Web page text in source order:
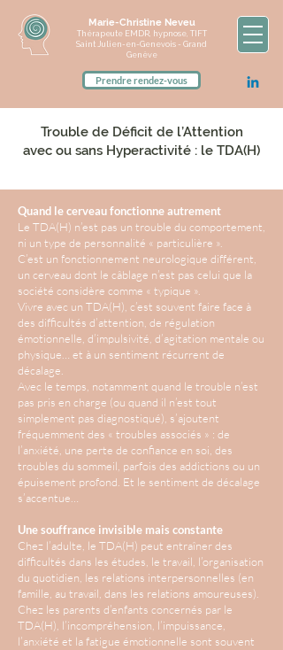
Marie-Christine Neveu
Thérapeute EMDR, hypnose, TIFT
Saint Julien-en-Genevois - Grand
Genève
Prendre rendez-vous
Trouble de Déficit de l’Attention
avec ou sans Hyperactivité : le TDA(H)
Quand le cerveau fonctionne autrement
Le TDA(H) n’est pas un trouble du comportement,
ni un type de personnalité « particulière ».
C’est un fonctionnement neurologique différent,
un cerveau dont le câblage n’est pas celui que la
société considère comme « typique ».
Vivre avec un TDA(H), c’est souvent faire face à
des difficultés d’attention, de régulation
émotionnelle, d’impulsivité, d’agitation mentale ou
physique… et à un sentiment récurrent de
décalage.
Avec le temps, notamment quand le trouble n’est
pas pris en charge (ou quand il n’est tout
simplement pas diagnostiqué), s’ajoutent
fréquemment des « troubles associés » : de
l’anxiété, une perte de confiance en soi, des
troubles du sommeil, parfois des addictions ou un
épuisement profond. Et le sentiment de décalage
s’accentue…
Une souffrance invisible mais constante
Chez l’adulte, le TDA(H) peut entraîner des
difficultés dans les études, le travail, l’organisation
du quotidien, les relations interpersonnelles (en
famille, au travail, dans les relations amoureuses).
Chez les parents d’enfants concernés par le
TDA(H), l’incompréhension, l’impuissance,
l’anxiété et la fatigue émotionnelle sont souvent